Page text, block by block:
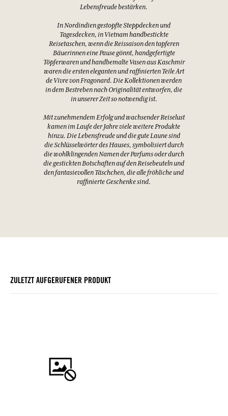
Lebensfreude bestärken.
In Nordindien gestopfte Steppdecken und
Tagesdecken, in Vietnam handbestickte
Reisetaschen, wenn die Reissaison den tapferen
Bäuerinnen eine Pause gönnt, handgefertigte
Töpferwaren und handbemalte Vasen aus Kaschmir
waren die ersten eleganten und raffinierten Teile Art
de Vivre von Fragonard. Die Kollektionen werden
in dem Bestreben nach Originalität entworfen, die
in unserer Zeit so notwendig ist.
Mit zunehmendem Erfolg und wachsender Reiselust
kamen im Laufe der Jahre viele weitere Produkte
hinzu. Die Lebensfreude und die gute Laune sind
die Schlüsselwörter des Hauses, symbolisiert durch
die wohlklingenden Namen der Parfums oder durch
die gestickten Botschaften auf den Reisebeuteln und
den fantasievollen Täschchen, die alle fröhliche und
raffinierte Geschenke sind.
ZULETZT AUFGERUFENER PRODUKT